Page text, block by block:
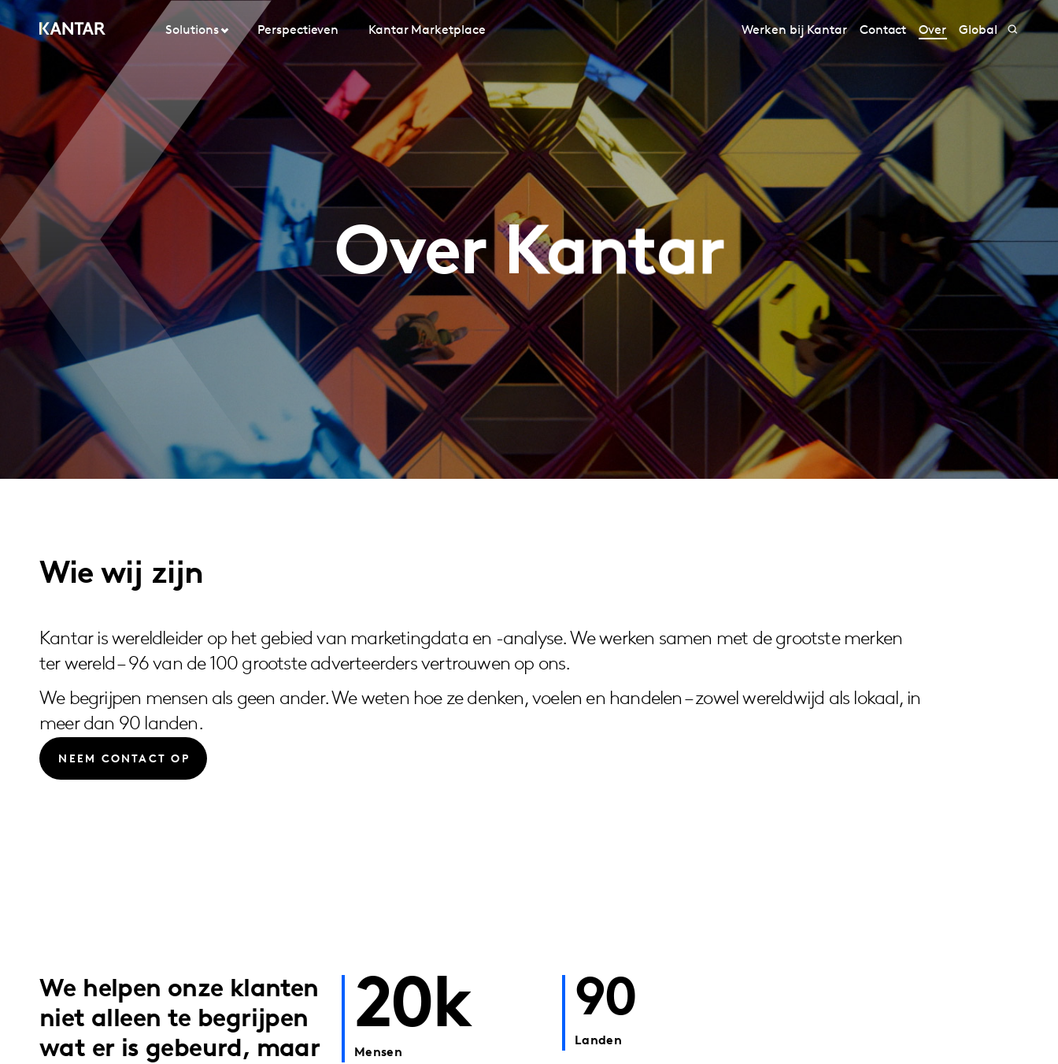
Solutions Perspectieven Kantar Marketplace Werken bij Kantar Contact Over Global
Over Kantar
Wie wij zijn
Kantar is wereldleider op het gebied van marketingdata en -analyse. We werken samen met de grootste merken
ter wereld – 96 van de 100 grootste adverteerders vertrouwen op ons.
We begrijpen mensen als geen ander. We weten hoe ze denken, voelen en handelen – zowel wereldwijd als lokaal, in
meer dan 90 landen.
NEEM CONTACT OP
We helpen onze klanten
niet alleen te begrijpen
wat er is gebeurd, maar
20k
Mensen
90
Landen